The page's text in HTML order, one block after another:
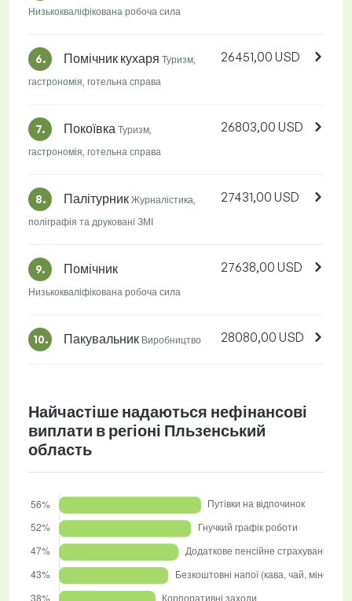
Низькокваліфікована робоча сила
6. Помічник кухаря Туризм,
гастрономія, готельна справа
26451,00 USD
7. Покоївка Туризм,
гастрономія, готельна справа
26803,00 USD
8. Палітурник Журналістика,
поліграфія та друковані ЗМІ
27431,00 USD
9. Помічник
Низькокваліфікована робоча сила
27638,00 USD
10. Пакувальник Виробництво 28080,00 USD
Найчастіше надаються нефінансові
виплати в регіоні Пльзенський
область